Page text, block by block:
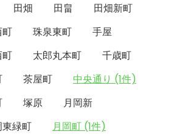
田畑 田畠
田畑新町
町 珠泉東町
手屋
町 太郎丸本町
千歳町
茶屋町
中央通り (1件)
塚原
月岡新
東緑町
月岡町 (1件)